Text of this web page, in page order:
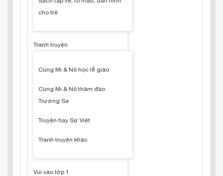
cho trẻ
Tranh truyện
Cùng Mi & Nô học lễ giáo
Cùng Mi & Nô thăm đảo
Trường Sa
Truyện hay Sử Việt
Tranh truyện khác
Vui vào lớp 1